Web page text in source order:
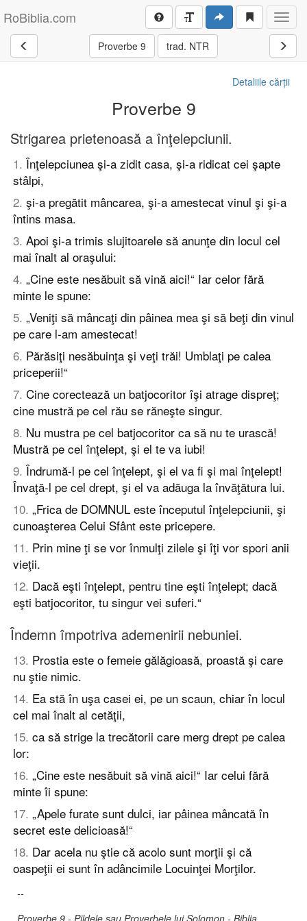
RoBiblia.com
Proverbe 9 trad. NTR
Detaliile cărții
Proverbe 9
Strigarea prietenoasă a înţelepciunii.
1. Înţelepciunea şi-a zidit casa, şi-a ridicat cei şapte
stâlpi,
2. şi-a pregătit mâncarea, şi-a amestecat vinul şi şi-a
întins masa.
3. Apoi şi-a trimis slujitoarele să anunţe din locul cel
mai înalt al oraşului:
4. „Cine este nesăbuit să vină aici!“ Iar celor fără
minte le spune:
5. „Veniţi să mâncaţi din pâinea mea şi să beţi din vinul
pe care l-am amestecat!
6. Părăsiţi nesăbuinţa şi veţi trăi! Umblaţi pe calea
priceperii!“
7. Cine corectează un batjocoritor îşi atrage dispreţ;
cine mustră pe cel rău se răneşte singur.
8. Nu mustra pe cel batjocoritor ca să nu te urască!
Mustră pe cel înţelept, şi el te va iubi!
9. Îndrumă-l pe cel înţelept, şi el va fi şi mai înţelept!
Învaţă-l pe cel drept, şi el va adăuga la învăţătura lui.
10. „Frica de DOMNUL este începutul înţelepciunii, şi
cunoaşterea Celui Sfânt este pricepere.
11. Prin mine ţi se vor înmulţi zilele şi îţi vor spori anii
vieţii.
12. Dacă eşti înţelept, pentru tine eşti înţelept; dacă
eşti batjocoritor, tu singur vei suferi.“
Îndemn împotriva ademenirii nebuniei.
13. Prostia este o femeie gălăgioasă, proastă şi care
nu ştie nimic.
14. Ea stă în uşa casei ei, pe un scaun, chiar în locul
cel mai înalt al cetăţii,
15. ca să strige la trecătorii care merg drept pe calea
lor:
16. „Cine este nesăbuit să vină aici!“ Iar celui fără
minte îi spune:
17. „Apele furate sunt dulci, iar pâinea mâncată în
secret este delicioasă!“
18. Dar acela nu ştie că acolo sunt morţii şi că
oaspeţii ei sunt în adâncimile Locuinţei Morţilor.
--
Proverbe 9 - Pildele sau Proverbele lui Solomon - Biblia,